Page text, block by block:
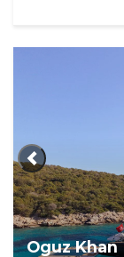
Önceki
Oguz Khan